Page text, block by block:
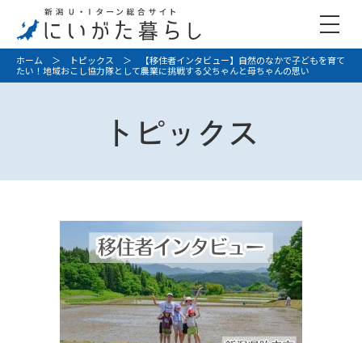
ホーム ＞ トピックス ＞ 【移住者インタビュー】自然のなかで子どもを育て
たい！地域おこし協力隊として農業に挑戦する父ちゃんと母ちゃんの思い
トピックス